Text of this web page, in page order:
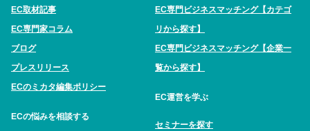
EC取材記事
EC専門家コラム
ブログ
プレスリリース
ECのミカタ編集ポリシー
ECの悩みを相談する
EC専門ビジネスマッチング【カテゴ
リから探す】
EC専門ビジネスマッチング【企業一
覧から探す】
EC運営を学ぶ
セミナーを探す